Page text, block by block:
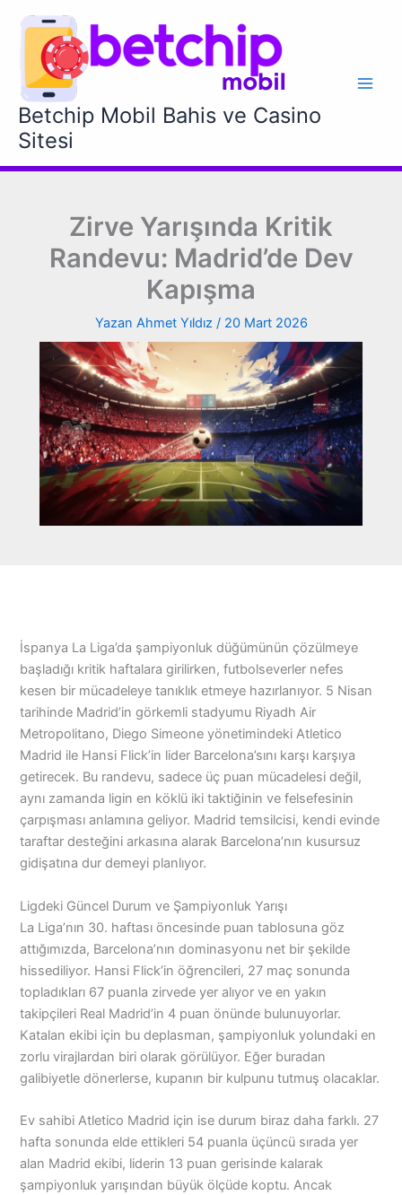
Betchip Mobil Bahis ve Casino
Sitesi
Zirve Yarışında Kritik
Randevu: Madrid’de Dev
Kapışma
Yazan Ahmet Yıldız / 20 Mart 2026
İspanya La Liga’da şampiyonluk düğümünün çözülmeye
başladığı kritik haftalara girilirken, futbolseverler nefes
kesen bir mücadeleye tanıklık etmeye hazırlanıyor. 5 Nisan
tarihinde Madrid’in görkemli stadyumu Riyadh Air
Metropolitano, Diego Simeone yönetimindeki Atletico
Madrid ile Hansi Flick’in lider Barcelona’sını karşı karşıya
getirecek. Bu randevu, sadece üç puan mücadelesi değil,
aynı zamanda ligin en köklü iki taktiğinin ve felsefesinin
çarpışması anlamına geliyor. Madrid temsilcisi, kendi evinde
taraftar desteğini arkasına alarak Barcelona’nın kusursuz
gidişatına dur demeyi planlıyor.
Ligdeki Güncel Durum ve Şampiyonluk Yarışı
La Liga’nın 30. haftası öncesinde puan tablosuna göz
attığımızda, Barcelona’nın dominasyonu net bir şekilde
hissediliyor. Hansi Flick’in öğrencileri, 27 maç sonunda
topladıkları 67 puanla zirvede yer alıyor ve en yakın
takipçileri Real Madrid’in 4 puan önünde bulunuyorlar.
Katalan ekibi için bu deplasman, şampiyonluk yolundaki en
zorlu virajlardan biri olarak görülüyor. Eğer buradan
galibiyetle dönerlerse, kupanın bir kulpunu tutmuş olacaklar.
Ev sahibi Atletico Madrid için ise durum biraz daha farklı. 27
hafta sonunda elde ettikleri 54 puanla üçüncü sırada yer
alan Madrid ekibi, liderin 13 puan gerisinde kalarak
şampiyonluk yarışından büyük ölçüde koptu. Ancak